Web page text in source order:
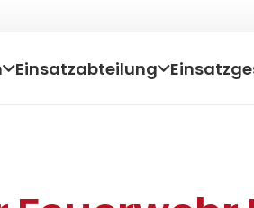
Einsatzabteilung